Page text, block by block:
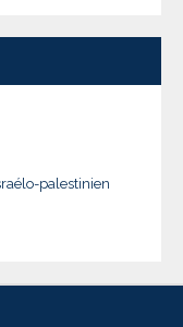
palestinien